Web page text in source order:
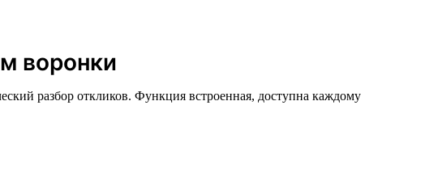
воронки
разбор откликов. Функция встроенная, доступна каждому